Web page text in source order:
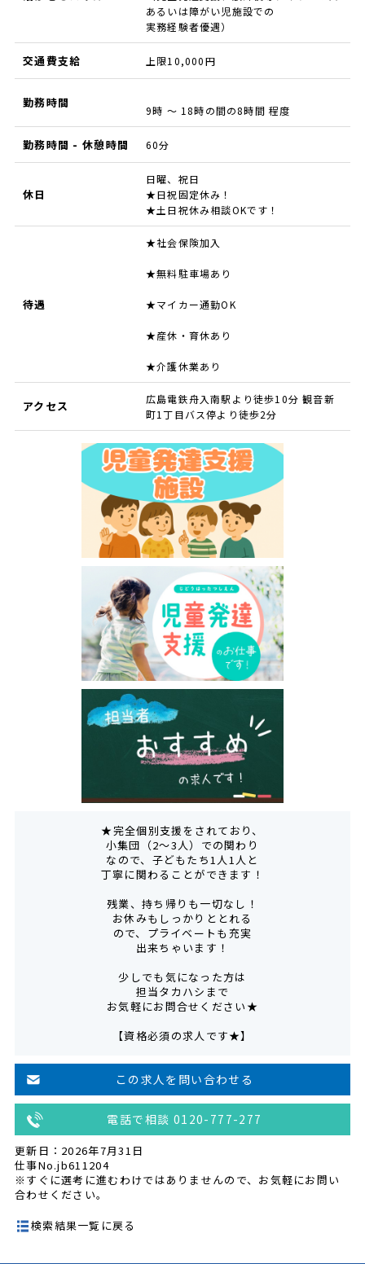
あるいは障がい児施設での
実務経験者優遇）
交通費支給 上限10,000円
勤務時間
9時 ～ 18時の間の8時間 程度
勤務時間 - 休憩時間 60分
休日
日曜、祝日
★日祝固定休み！
★土日祝休み相談OKです！
待遇
★社会保険加入
★無料駐車場あり
★マイカー通勤OK
★産休・育休あり
★介護休業あり
アクセス
広島電鉄舟入南駅より徒歩10分 観音新
町1丁目バス停より徒歩2分
★完全個別支援をされており、
小集団（2～3人）での関わり
なので、子どもたち1人1人と
丁寧に関わることができます！
残業、持ち帰りも一切なし！
お休みもしっかりととれる
ので、プライベートも充実
出来ちゃいます！
少しでも気になった方は
担当タカハシまで
お気軽にお問合せください★
【資格必須の求人です★】
この求人を問い合わせる
電話で相談 0120-777-277
更新日：2026年7月31日
仕事No.jb611204
※すぐに選考に進むわけではありませんので、お気軽にお問い
合わせください。
検索結果一覧に戻る